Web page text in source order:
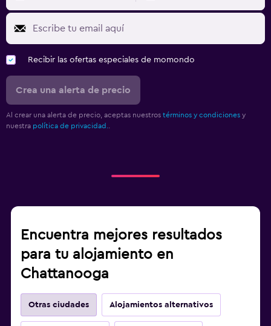
Recibir las ofertas especiales de momondo
Crea una alerta de precio
Al crear una alerta de precio, aceptas nuestros términos y condiciones y
nuestra política de privacidad.
Encuentra mejores resultados
para tu alojamiento en
Chattanooga
Otras ciudades Alojamientos alternativos